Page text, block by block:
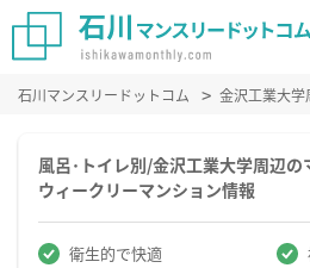
石川マンスリードットコム 金沢工業大学
風呂･トイレ別/金沢工業大学周辺の
ウィークリーマンション情報
衛生的で快適